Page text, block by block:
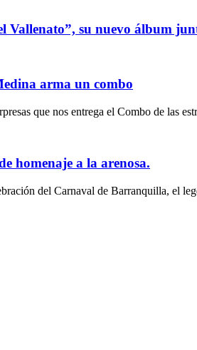
Vallenato”, su nuevo álbum
arma un combo
que nos entrega el Combo de las
homenaje a la arenosa.
del Carnaval de Barranquilla, el